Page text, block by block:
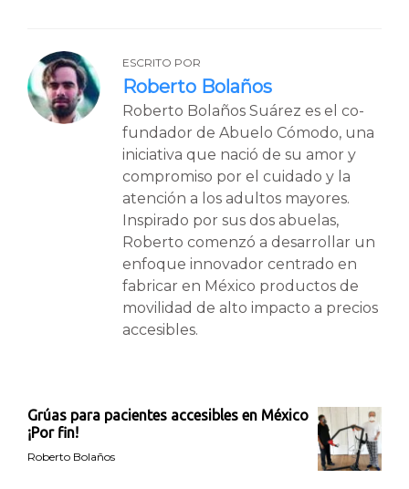
ESCRITO POR
Roberto Bolaños
Roberto Bolaños Suárez es el co-
fundador de Abuelo Cómodo, una
iniciativa que nació de su amor y
compromiso por el cuidado y la
atención a los adultos mayores.
Inspirado por sus dos abuelas,
Roberto comenzó a desarrollar un
enfoque innovador centrado en
fabricar en México productos de
movilidad de alto impacto a precios
accesibles.
Grúas para pacientes accesibles en México
¡Por fin!
Roberto Bolaños